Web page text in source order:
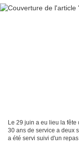
Le 29 juin a eu lieu la
30 ans de service a deux
a été servi suivi d'un